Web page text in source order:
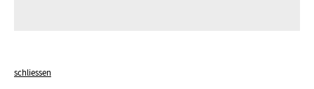
schliessen